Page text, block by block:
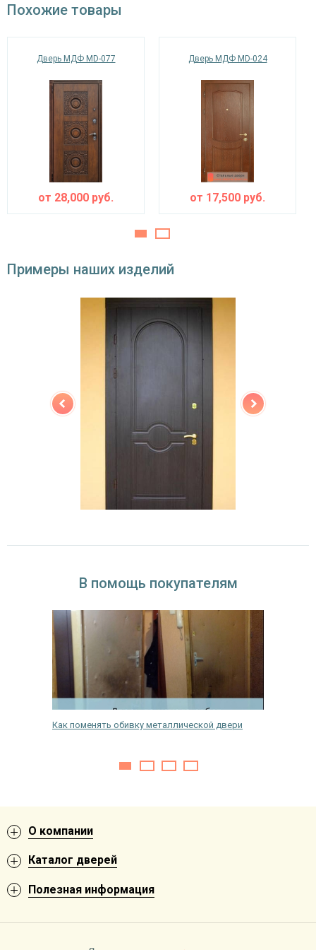
Изоляционные материалы
Звуко- и
минераловатная плита URSA или пенопласт
Направление
открывания
левое / правое (на выбор)
открывания
переустанавливается, в комплекте фалевые ручки.
Похожие товары
Дверь МДФ MD-077
от 28,000 руб.
Дверь МДФ MD-024
от 17,500 руб.
Примеры наших изделий
В помощь покупателям
Как поменять обивку металлической двери
О компании
Каталог дверей
Полезная информация